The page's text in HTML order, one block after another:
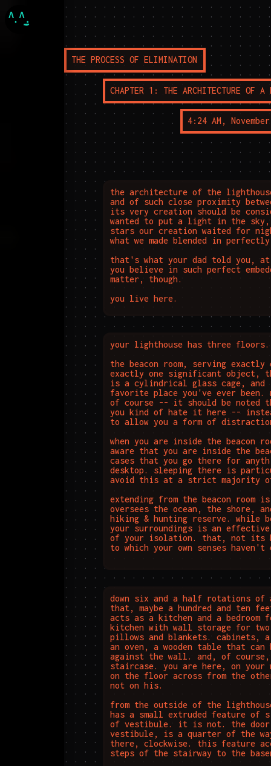
. . . . . . . . . . . . . . . . . . . . . . . . . . . . . . . . . . . . . . . . . . . . . . . . . . . . . . . . . . . . . . . . . . . . . . . . . . . . . . . . . . . . . . . . . . . . . . . . . . . . . . . . . . . . . . . . . . . . . . . . . . . . . . . . . . . . . . . . . . . . . . . . . . . . . . . . . . . . . . . . . . . . . . . . . . . . . . . . . . . . . . . . . . . . . . . . . . . . . . . . . . . . . . . . . . . . . . . . . . . . . . . . . . . . . . . . . . . . . . . . . . . . . . . . . . . . . . . . . . . . . . . . . . . . . . . . . . . . . . . . . . . . . . . . . . . . . . . . . . . . . . . . . . . . . . . . . . . . . . . . . . . . . . . . . . . . . . . . . . . . . . . . . . . . . . . . . . . . . . . . . . . . . . . . . . . . . . . . . . . . . . . . . . . . . . . . . . . . . . . . . . . . . . . . . . . . . . . . . . . . . . . . . . . . . . . . . . . . . . . . . . . . . . . . . . . . . . . . . . . . . . . . . . . . . . . . . . . . . . . . . . . . . . . . . . . . . . . . . . . . . . . . . . . . . . . . . . . . . . . . . . . . . . . . . . . . . . . . . . . . . . . . . . . . . . . . . . . . . . . . . . . . . . . . . . . . . . . . . . . . . . . . . . . . . . . . . . . . . . . . . . . . . . . . . . . . . . . . . . . . . . . . . . . . . . . . . . . . . . . . . . . . . . . . . . . . . . . . . . . . . . . . . . . . . . . . . . . . . . . . . . . . . . . . . . . . . . . . . . . . . . . . . . . . . . . . . . . . . . . . . . . . . . . . . . . . . . . . . . . . . . . . . . . . . . . . . . . . . . . . . . . . . . . . . . . . . . . . . . . . . . . . . . . . . . . . . . . . . . . . . . . . . . . . . . . . . . . . . . . . . . . . . . . . . . . . . . . . . . . . . . . . . . . . . . . . . . . . . . . . . . . . . . . . . . . . . . . . . . . . . . . . . . . . . . . . . . . . . . . . . . . . . . . . . . . . . . . . . . . . . . . . . . . . . . . . . . . . . . . . . . . . . . . . . . . . . . . . . . . . . . . . . . . . . . . . . . . . . . . . . . . . . . . . . . . . . . . . . . . . . . . . . . . . . . . . . . . . . . . . . . . . . . . . . . . . . . . . . . . . . . . . . . . . . . . . . . . . . . . . . . . . . . . . . . . . . . . . . . . . . . . . . . . . . . . . . . . . . . . . . . . . . . . . . . . . . . . . . . . . . . . . . . . . . . . . . . . . . . . . . . . . . . . . . . . . . . . . . . . . . . . . . . . . . . . . . . . . . . . . . . . . . . . . . . . . . . . . . . . . . . . . . . . . . . . . . . . . . . . . . . . . . . . . . . . . . . . . . . . . . . . . . . . . . . . . . . . . . . . . . . . . . . . . . . . . . . . . . . . . . . . . . . . . . . . . . . . . . . . . . . . . . . . . . . . . . . . . . . . . . . . . . . . . . . . . . . . . . . . . . . . . . . . . . . . . . . . . . . . . . . . . . . . . . . . . . . . . . . . . . . . . . . . . . . . . . . . . . . . . . . . . . . . . . . . . . . . . . . . . . . . . . . . . . . . . . . . . . . . . . . . . . . . . . . . . . . . . . . . . . . . . . . . . . . . . . . . . . . . . . . . . . . . . . . . . . . . . . . . . . . . . . . . . . . . . . . . . . . . . . . . . . . . . . . . . . . . . . . . . . . . . . . . . . . . . . . . . . . . . . . . . . . . . . . . . . . . . . . . . . . . . . . . . . . . . . . . . . . . . . . . . . . . . . . . . . . . . . . . . . . . . . . . . . . . . . . . . . . . . . . . . . . . . . . . . . . . . . . . . . . . . . . . . . . . . . . . . . . . . . . . . . . . . . . . . . . . . . . . . . . . . . . . . . . . . . . . . . . . . . . . . . . . . . . . . . . . . . . . . . . . . . . . . . . . . . . . . . . . . . . . . . . . . . . . . . . . . . . . . . . . . . . . . . . . . . . . . . . . . . . . . . . . . . . . . . . . . . . . . . . . . . . . . . . . . . . . . . . . . . . . . . . . . . . . . . . . . . . . . . . . . . . . . . . . . . . . . . . . . . . . . . . . . . . . . . . . . . . . . . . . . . . . . . . . . . . . . . . . . . . . . . . . . . . . . . . . . . . . . . . . . . . . . . . . . . . . . . . . . . . . . . . . . . . . . . . . . . . . . . . . . . . . . . . . . . . . . . . . . . . . . . . . . . . . . . . . . . . . . . . . . . . . . . . . . . . . . . . . . . . . . . . . . . . . . . . . . . . . . . . . . . . . . . . . . . . . . . . . . . . . . . . . . . . . . . . . . . . . . . . . . . . . . . . . . . . . . . . . . . . . . . . . . . . . . . . . . . . . . . . . . . . . . . . . . . . . . . . . . . . . . . . . . .
THE PROCESS OF ELIMINATION
CHAPTER 1: THE ARCHITECTURE OF A
4:24 AM,
the architecture of the
and of such close proximity
its very creation should be
wanted to put a light in the sky,
stars our creation waited for
what we made blended in
that's what your dad told you,
you believe in such perfect
matter, though.
you live here.
your lighthouse has three
the beacon room, serving exactly
exactly one significant object,
is a cylindrical glass cage,
favorite place you've ever
of course -- it should be noted
you kind of hate it here --
to allow you a form of
when you are inside the beacon
aware that you are inside the
cases that you go there for
desktop. sleeping there is
avoid this at a strict majority
extending from the beacon room
oversees the ocean, the shore,
hiking & hunting reserve. while
your surroundings is an
of your isolation. that, not its
to which your own senses
down six and a half rotations
that, maybe a hundred and ten
acts as a kitchen and a
kitchen with wall storage for two
pillows and blankets. cabinets,
an oven, a wooden table that can
against the wall. and, of
staircase. you are here, on
on the floor across from the
not on his.
from the outside of the
has a small extruded feature of
of vestibule. it is not. the door
vestibule, is a quarter of the
there, clockwise. this feature
steps of the stairway to the